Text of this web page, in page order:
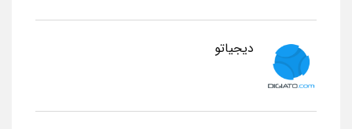
دیجیاتو